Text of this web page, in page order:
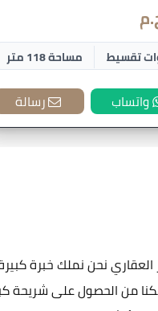
مساحة 118 متر
واتساب رسالة
نحن نملك خبرة
مكنا من الحصول على